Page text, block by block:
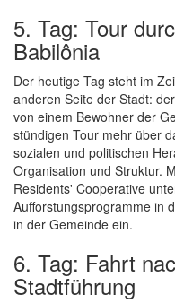
5. Tag: Tour
Babilônia
Der heutige Tag steht im
anderen Seite der Stadt:
von einem Bewohner der
stündigen Tour mehr über
sozialen und politischen
Organisation und Struktur.
Residents' Cooperative
Aufforstungsprogramme in
in der Gemeinde ein.
6. Tag: Fahrt
Stadtführung